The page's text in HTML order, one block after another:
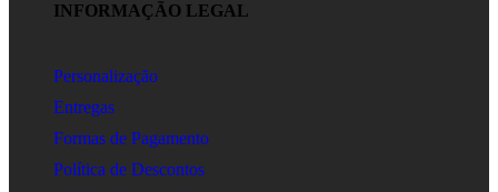
INFORMAÇÃO LEGAL
Personalização
Entregas
Formas de Pagamento
Política de Descontos